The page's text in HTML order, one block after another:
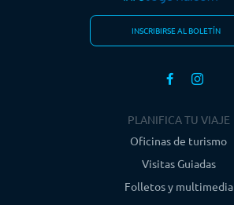
INSCRIBIRSE AL BOLETÍN
PLANIFICA TU VIAJE
Oficinas de turismo
Visitas Guiadas
Folletos y multimedia